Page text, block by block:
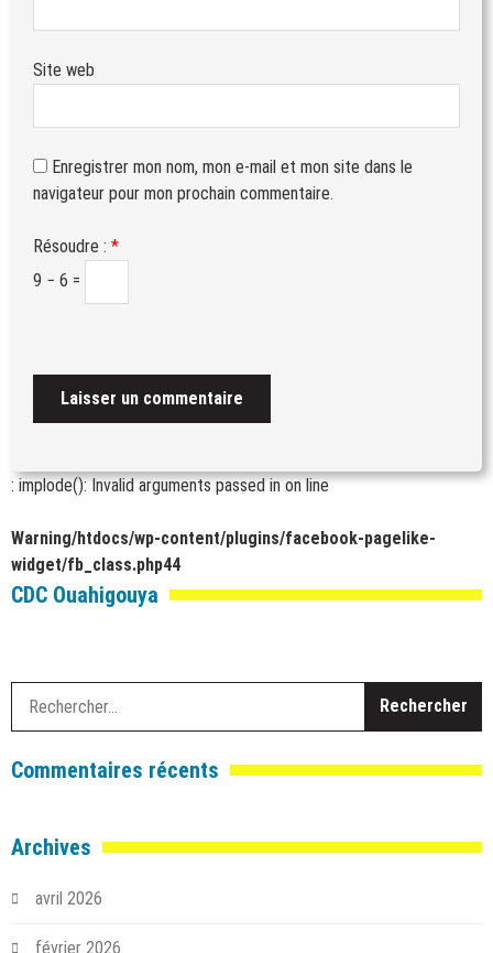
Site web
Enregistrer mon nom, mon e-mail et mon site dans le
navigateur pour mon prochain commentaire.
Résoudre : *
9 − 6 =
: implode(): Invalid arguments passed inon line
Warning/htdocs/wp-content/plugins/facebook-pagelike-
widget/fb_class.php44
CDC Ouahigouya
Commentaires récents
Archives
avril 2026
février 2026